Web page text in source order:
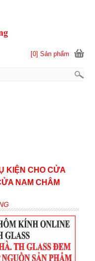
KIỆN CHO CỬA
NAM CHÂM
[0] Sản phẩm